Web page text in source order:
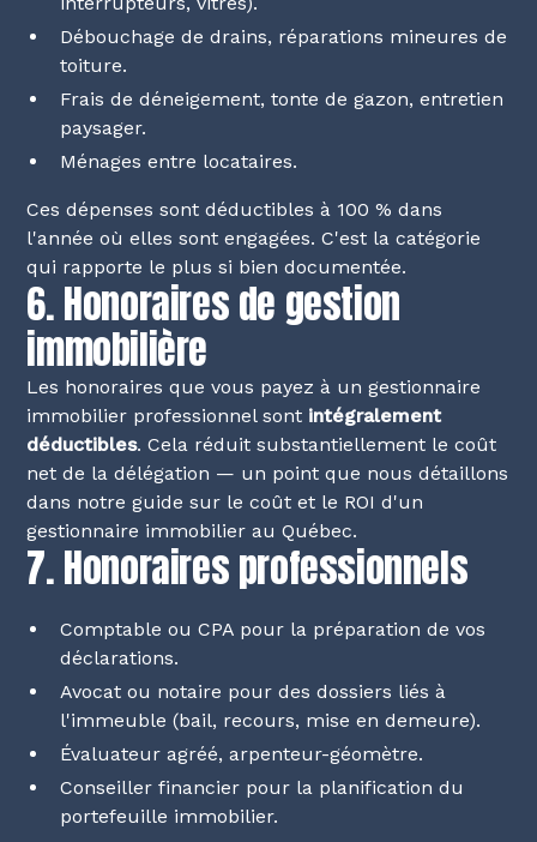
Débouchage de drains, réparations mineures de
toiture.
Frais de déneigement, tonte de gazon, entretien
paysager.
Ménages entre locataires.
Ces dépenses sont déductibles à 100 % dans
l'année où elles sont engagées. C'est la catégorie
qui rapporte le plus si bien documentée.
6. Honoraires de gestion
immobilière
Les honoraires que vous payez à un gestionnaire
immobilier professionnel sont intégralement
déductibles. Cela réduit substantiellement le coût
net de la délégation — un point que nous détaillons
dans notreguide sur le coût et le ROI d'un
gestionnaire immobilier au Québec.
7. Honoraires professionnels
Comptable ou CPA pour la préparation de vos
déclarations.
Avocat ou notaire pour des dossiers liés à
l'immeuble (bail, recours, mise en demeure).
Évaluateur agréé, arpenteur-géomètre.
Conseiller financier pour la planification du
portefeuille immobilier.